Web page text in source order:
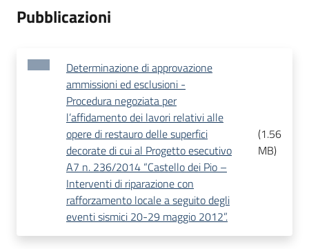
Pubblicazioni
Determinazione di approvazione
ammissioni ed esclusioni -
Procedura negoziata per
l’affidamento dei lavori relativi alle
opere di restauro delle superfici
decorate di cui al Progetto esecutivo
A7 n. 236/2014 “Castello dei Pio –
Interventi di riparazione con
rafforzamento locale a seguito degli
eventi sismici 20-29 maggio 2012”.
(1.56
MB)